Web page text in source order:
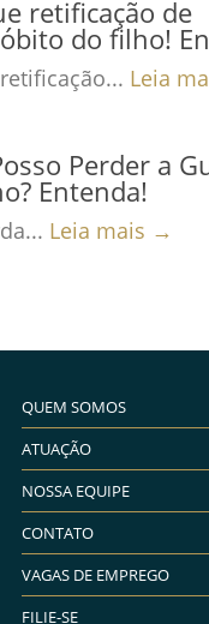
retificação de
do filho!
Leia
Perder a
Entenda!
Leia mais →
QUEM SOMOS
ATUAÇÃO
NOSSA EQUIPE
CONTATO
VAGAS DE EMPREGO
FILIE-SE